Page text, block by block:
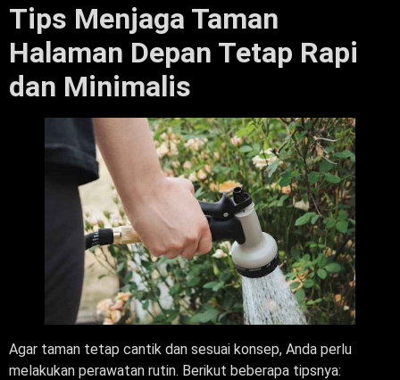
Tips Menjaga Taman
Halaman Depan Tetap Rapi
dan Minimalis
Agar taman tetap cantik dan sesuai konsep, Anda perlu
melakukan perawatan rutin. Berikut beberapa tipsnya: